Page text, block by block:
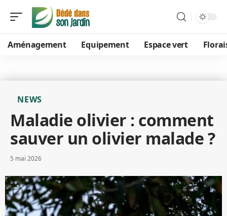
Aménagement Equipement Espace vert
NEWS
Maladie olivier : comment
sauver un olivier malade ?
5 mai 2026